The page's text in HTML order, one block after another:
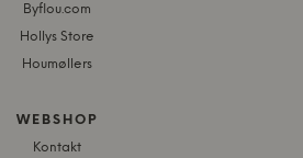
Byflou.com
Hollys Store
Houmøllers
WEBSHOP
Kontakt